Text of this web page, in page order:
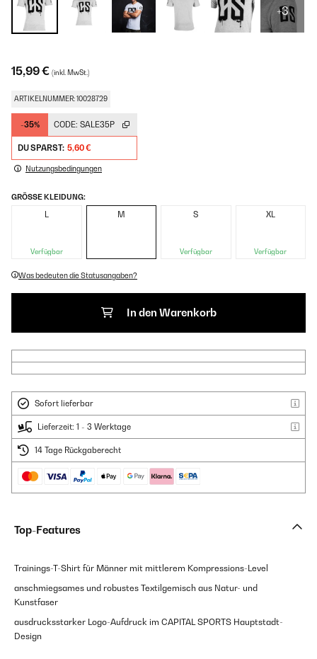
+3
15,99 € (inkl. MwSt.)
ARTIKELNUMMER: 10028729
-35% CODE: SALE35P
DU SPARST: 5,60 €
Nutzungsbedingungen
GRÖSSE KLEIDUNG:
L
Verfügbar
M S
Verfügbar
XL
Verfügbar
Was bedeuten die Statusangaben?
In den Warenkorb
Sofort lieferbar
Lieferzeit: 1 - 3 Werktage
14 Tage Rückgaberecht
Top-Features
Trainings-T-Shirt für Männer mit mittlerem Kompressions-Level
anschmiegsames und robustes Textilgemisch aus Natur- und
Kunstfaser
ausdrucksstarker Logo-Aufdruck im CAPITAL SPORTS Hauptstadt-
Design